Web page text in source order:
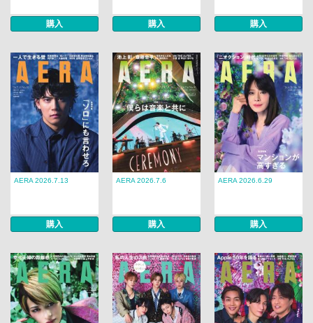
購入 購入 購入
AERA 2026.7.13
購入
AERA 2026.7.6
購入
AERA 2026.6.29
購入